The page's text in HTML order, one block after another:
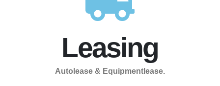
Leasing
Autolease & Equipmentlease.